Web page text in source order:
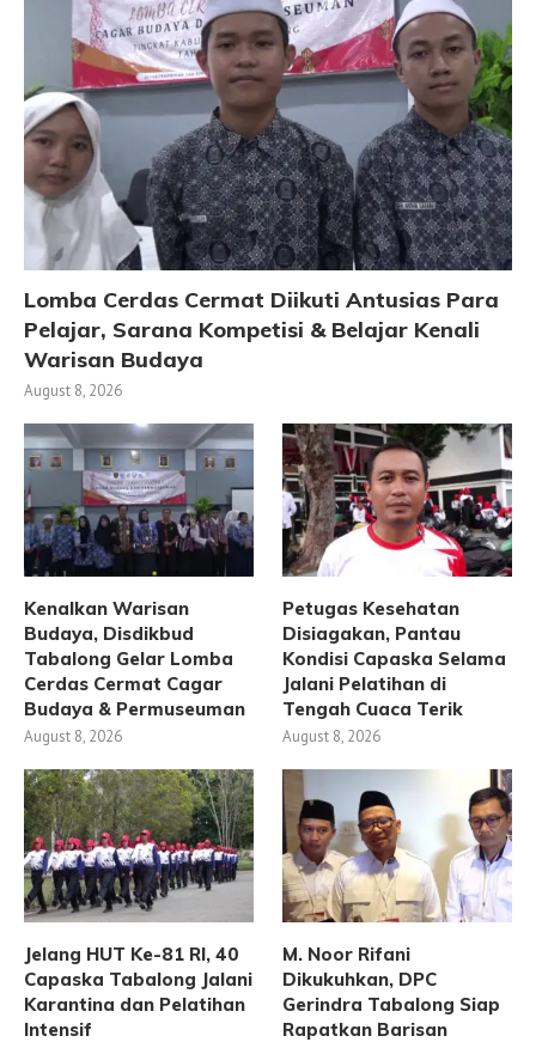
Lomba Cerdas Cermat Diikuti Antusias Para
Pelajar, Sarana Kompetisi & Belajar Kenali
Warisan Budaya
August 8, 2026
Kenalkan Warisan
Budaya, Disdikbud
Tabalong Gelar Lomba
Cerdas Cermat Cagar
Budaya & Permuseuman
August 8, 2026
Petugas Kesehatan
Disiagakan, Pantau
Kondisi Capaska Selama
Jalani Pelatihan di
Tengah Cuaca Terik
August 8, 2026
Jelang HUT Ke-81 RI, 40
Capaska Tabalong Jalani
Karantina dan Pelatihan
Intensif
M. Noor Rifani
Dikukuhkan, DPC
Gerindra Tabalong Siap
Rapatkan Barisan